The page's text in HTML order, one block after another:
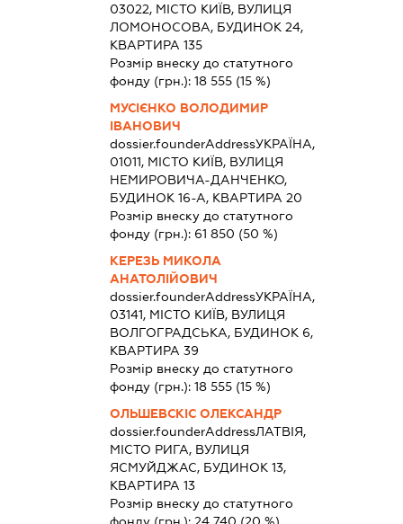
03022, МІСТО КИЇВ, ВУЛИЦЯ
ЛОМОНОСОВА, БУДИНОК 24,
КВАРТИРА 135
Розмір внеску до статутного
фонду (грн.): 18 555(15 %)
МУСІЄНКО ВОЛОДИМИР
ІВАНОВИЧ
dossier.founderAddressУКРАЇНА,
01011, МІСТО КИЇВ, ВУЛИЦЯ
НЕМИРОВИЧА-ДАНЧЕНКО,
БУДИНОК 16-А, КВАРТИРА 20
Розмір внеску до статутного
фонду (грн.): 61 850 (50 %)
КЕРЕЗЬ МИКОЛА
АНАТОЛІЙОВИЧ
dossier.founderAddressУКРАЇНА,
03141, МІСТО КИЇВ, ВУЛИЦЯ
ВОЛГОГРАДСЬКА, БУДИНОК 6,
КВАРТИРА 39
Розмір внеску до статутного
фонду (грн.): 18 555(15 %)
ОЛЬШЕВСКІС ОЛЕКСАНДР
dossier.founderAddressЛАТВІЯ,
МІСТО РИГА, ВУЛИЦЯ
ЯСМУЙДЖАС, БУДИНОК 13,
КВАРТИРА 13
Розмір внеску до статутного